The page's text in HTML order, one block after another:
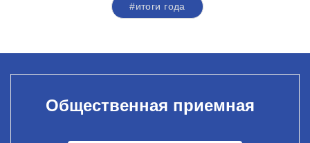
#итоги года
Общественная приемная